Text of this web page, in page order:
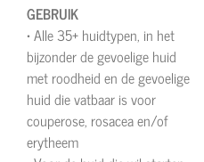
GEBRUIK
• Alle 35+ huidtypen, in het
bijzonder de gevoelige huid
met roodheid en de gevoelige
huid die vatbaar is voor
couperose, rosacea en/of
erytheem